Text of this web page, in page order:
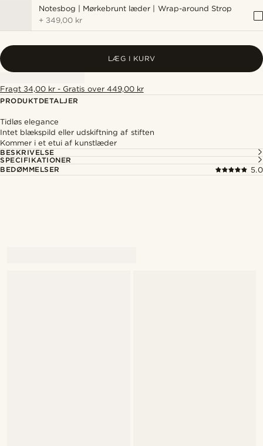
Notesbog | Mørkebrunt læder | Wrap-around Strop
+ 349,00 kr
LÆG I KURV
Fragt 34,00 kr - Gratis over 449,00 kr
PRODUKTDETALJER
Tidløs elegance
Intet blækspild eller udskiftning af stiften
Kommer i et etui af kunstlæder
BESKRIVELSE
SPECIFIKATIONER
BEDØMMELSER
5.0